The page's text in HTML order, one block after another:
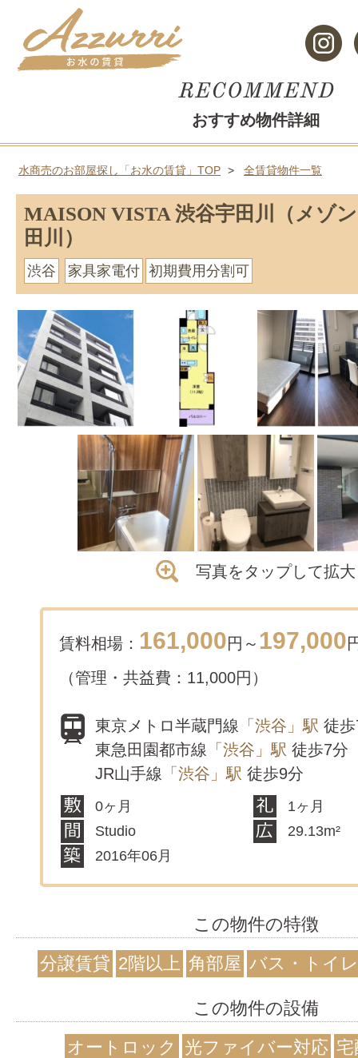
おすすめ物件詳細
水商売のお部屋探し「お水の賃貸」TOP 全賃貸物件一覧
MAISON VISTA 渋谷宇田川（メゾ
田川）
渋谷 家具家電付 初期費用分割可
写真をタップして拡大
賃料相場： 161,000円～ 197,000
（管理・共益費：11,000円）
東京メトロ半蔵門線 「渋谷」駅 徒
東急田園都市線 「渋谷」駅 徒歩7分
JR山手線 「渋谷」駅 徒歩9分
0ヶ月
1ヶ月
Studio
29.13m²
2016年06月
この物件の特徴
分譲賃貸 2階以上 角部屋 バス・トイ
この物件の設備
オートロック
光ファイバー対応